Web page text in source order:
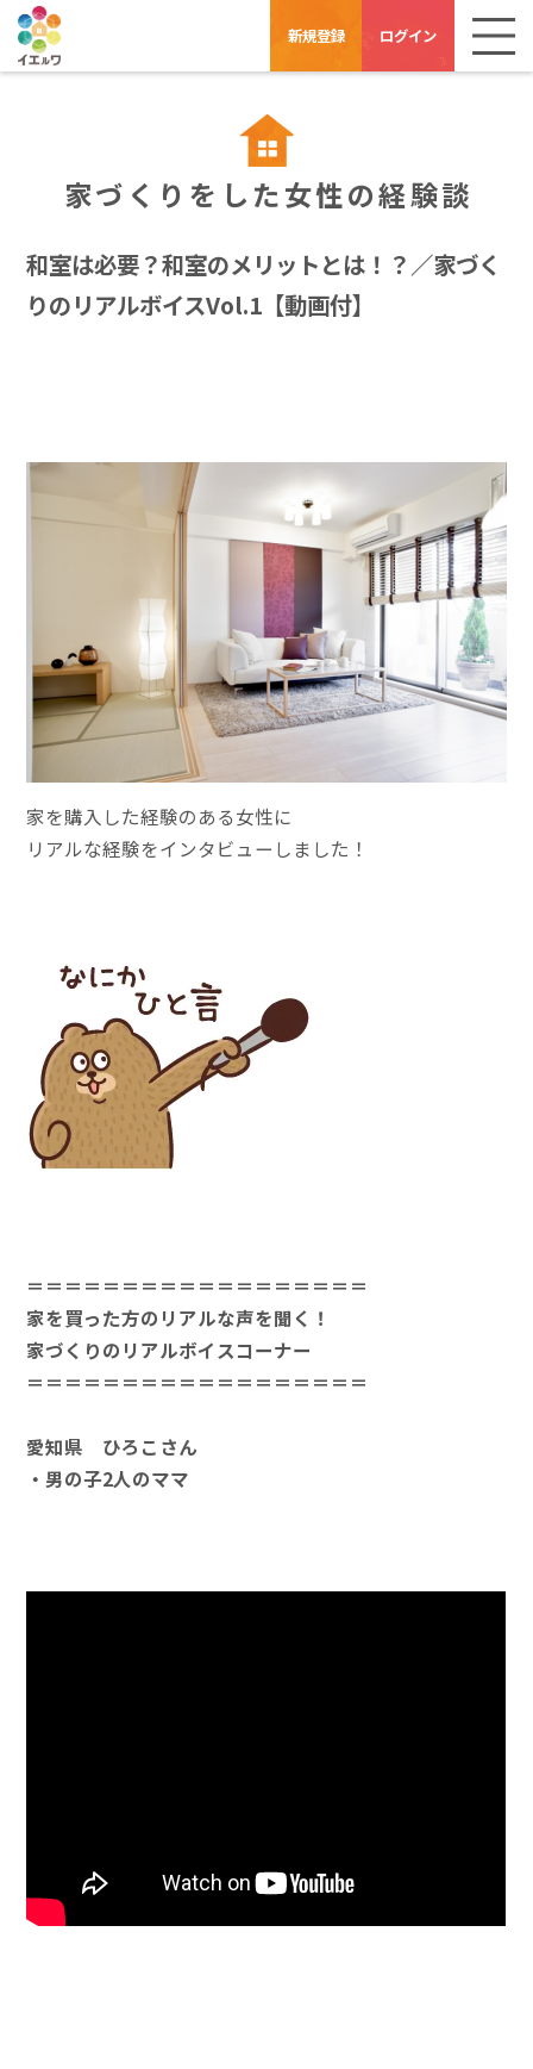
新規登録 ログイン
家づくりをした女性の経験談
和室は必要？和室のメリットとは！？／家づく
りのリアルボイスVol.1【動画付】
家を購入した経験のある女性に
リアルな経験をインタビューしました！
＝＝＝＝＝＝＝＝＝＝＝＝＝＝＝＝＝＝
家を買った方のリアルな声を聞く！
家づくりのリアルボイスコーナー
＝＝＝＝＝＝＝＝＝＝＝＝＝＝＝＝＝＝
愛知県 ひろこさん
・男の子2人のママ